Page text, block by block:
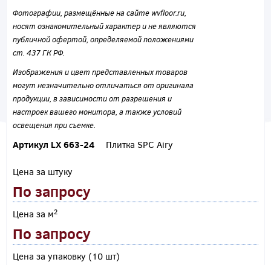
Фотографии, размещённые на сайте wvfloor.ru,
носят ознакомительный характер и не являются
публичной офертой, определяемой положениями
ст. 437 ГК РФ.
Изображения и цвет представленных товаров
могут незначительно отличаться от оригинала
продукции, в зависимости от разрешения и
настроек вашего монитора, а также условий
освещения при съемке.
Артикул LX 663-24 Плитка SPC Airy
Цена за штуку
По запросу
Цена за м2
По запросу
Цена за упаковку (10 шт)